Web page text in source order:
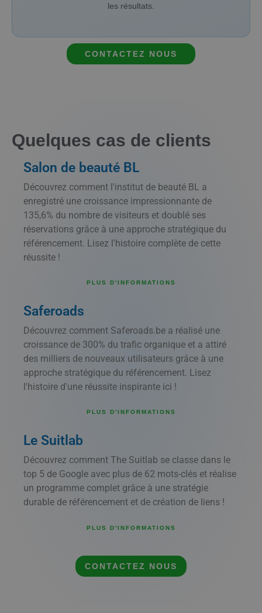
les résultats.
CONTACTEZ NOUS
Quelques cas de clients
Salon de beauté BL
Découvrez comment l'institut de beauté BL a
enregistré une croissance impressionnante de
135,6% du nombre de visiteurs et doublé ses
réservations grâce à une approche stratégique du
référencement. Lisez l'histoire complète de cette
réussite !
PLUS D'INFORMATIONS
Saferoads
Découvrez comment Saferoads.be a réalisé une
croissance de 300% du trafic organique et a attiré
des milliers de nouveaux utilisateurs grâce à une
approche stratégique du référencement. Lisez
l'histoire d'une réussite inspirante ici !
PLUS D'INFORMATIONS
Le Suitlab
Découvrez comment The Suitlab se classe dans le
top 5 de Google avec plus de 62 mots-clés et réalise
un programme complet grâce à une stratégie
durable de référencement et de création de liens !
PLUS D'INFORMATIONS
CONTACTEZ NOUS